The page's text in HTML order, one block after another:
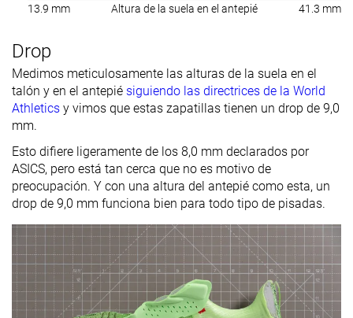
13.9 mm Altura de la suela en el antepié 41.3 mm
Drop
Medimos meticulosamente las alturas de la suela en el
talón y en el antepié siguiendo las directrices de la World
Athletics y vimos que estas zapatillas tienen un drop de 9,0
mm.
Esto difiere ligeramente de los 8,0 mm declarados por
ASICS, pero está tan cerca que no es motivo de
preocupación. Y con una altura del antepié como esta, un
drop de 9,0 mm funciona bien para todo tipo de pisadas.